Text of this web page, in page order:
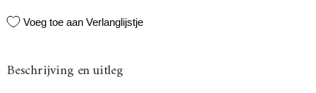
Voeg toe aan Verlanglijstje
Beschrijving en uitleg